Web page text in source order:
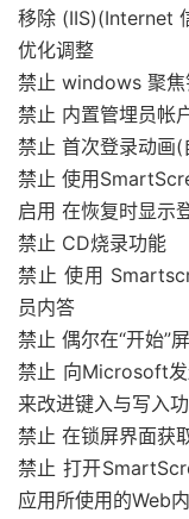
移除 (IIS)(Internet
优化调整
禁止 windows 聚焦
禁止 内置管埋员帐
禁止 首次登录动画(
禁止 使用
启用 在恢复时显示
禁止 CD烧录功能
禁止 使用
员内答
禁止 偶尔在“开始”
禁止 向Microsoft发
来改进键入与写入
禁止 在锁屏界面获
禁止 打开
应用所使用的Web